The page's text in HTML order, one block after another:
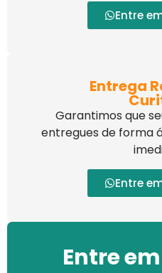
Entre
Entrega
Garantimos que
entregues de forma
Entre
Entre